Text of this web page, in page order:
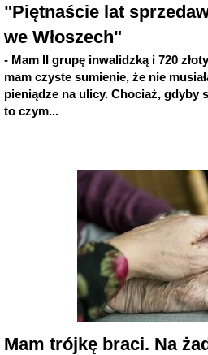
"Piętnaście lat
we Włoszech"
- Mam II grupę inwalidzką i 720
mam czyste sumienie, że nie
pieniądze na ulicy. Chociaż, gdyby
to czym...
Mam trójkę braci. Na